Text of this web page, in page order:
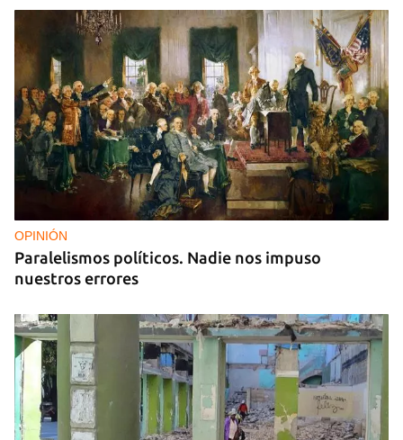
OPINIÓN
Paralelismos políticos. Nadie nos impuso
nuestros errores